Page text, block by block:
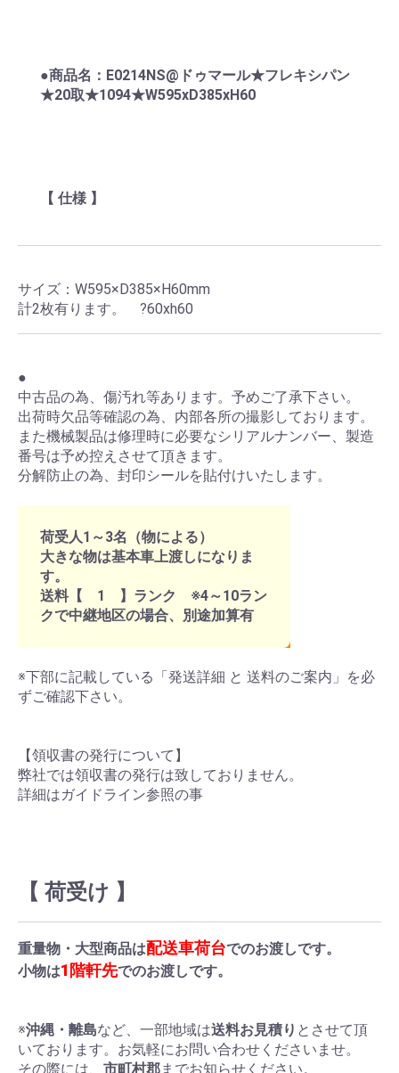
●商品名：E0214NS@ドゥマール★フレキシパン
★20取★1094★W595xD385xH60
【 仕様 】
サイズ：W595×D385×H60mm
計2枚有ります。 ?60xh60
●
中古品の為、傷汚れ等あります。予めご了承下さい。
出荷時欠品等確認の為、内部各所の撮影しております。
また機械製品は修理時に必要なシリアルナンバー、製造
番号は予め控えさせて頂きます。
分解防止の為、封印シールを貼付けいたします。
荷受人1～3名（物による）
大きな物は基本車上渡しになりま
す。
送料【 1 】ランク ※4～10ラン
クで中継地区の場合、別途加算有
※下部に記載している「発送詳細 と 送料のご案内」を必
ずご確認下さい。
【領収書の発行について】
弊社では領収書の発行は致しておりません。
詳細はガイドライン参照の事
【 荷受け 】
重量物・大型商品は配送車荷台でのお渡しです。
小物は1階軒先でのお渡しです。
※沖縄・離島など、一部地域は送料お見積り とさせて頂
いております。お気軽にお問い合わせくださいませ。
その際には、 市町村郡までお知らせください。